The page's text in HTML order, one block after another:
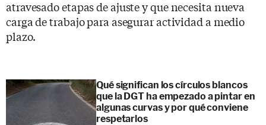
atravesado etapas de ajuste y que necesita nueva
carga de trabajo para asegurar actividad a medio
plazo.
Qué significan los círculos blancos
que la DGT ha empezado a pintar en
algunas curvas y por qué conviene
respetarlos